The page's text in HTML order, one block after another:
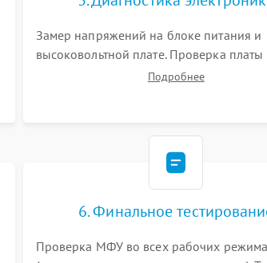
Замер напряжений на блоке питания и
высоковольтной плате. Проверка платы
форматирования, целостности плоских
Подробнее
6. Финальное
Проверка МФУ во всех рабочих